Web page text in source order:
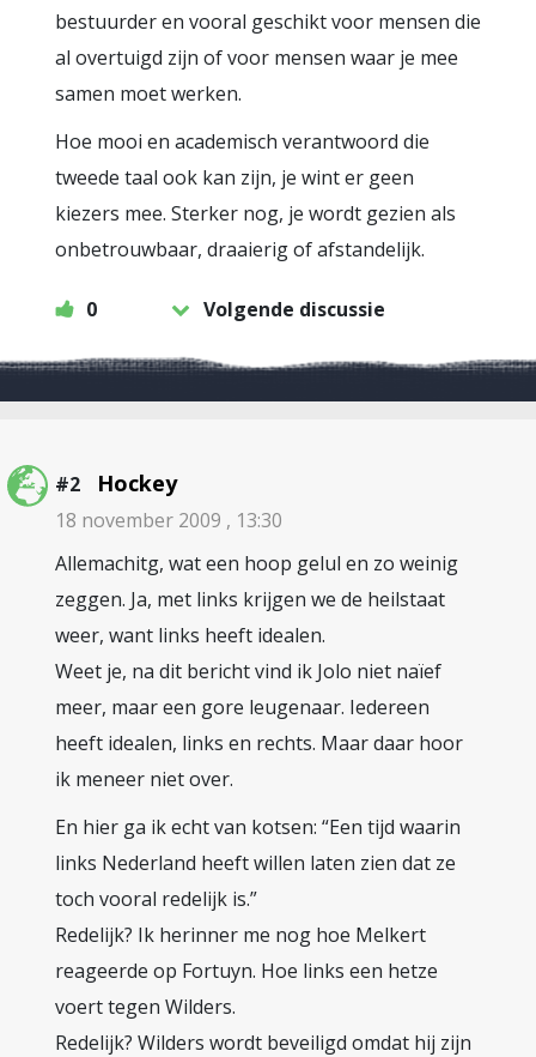
bestuurder en vooral geschikt voor mensen die
al overtuigd zijn of voor mensen waar je mee
samen moet werken.
Hoe mooi en academisch verantwoord die
tweede taal ook kan zijn, je wint er geen
kiezers mee. Sterker nog, je wordt gezien als
onbetrouwbaar, draaierig of afstandelijk.
0 Volgende discussie
#2 Hockey
18 november 2009 , 13:30
Allemachitg, wat een hoop gelul en zo weinig
zeggen. Ja, met links krijgen we de heilstaat
weer, want links heeft idealen.
Weet je, na dit bericht vind ik Jolo niet naïef
meer, maar een gore leugenaar. Iedereen
heeft idealen, links en rechts. Maar daar hoor
ik meneer niet over.
En hier ga ik echt van kotsen: “Een tijd waarin
links Nederland heeft willen laten zien dat ze
toch vooral redelijk is.”
Redelijk? Ik herinner me nog hoe Melkert
reageerde op Fortuyn. Hoe links een hetze
voert tegen Wilders.
Redelijk? Wilders wordt beveiligd omdat hij zijn